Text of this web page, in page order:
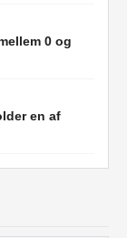
0 og
en af